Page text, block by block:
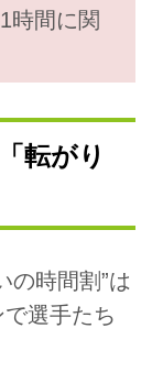
時間に関
転がり
の時間割”は
選手たち